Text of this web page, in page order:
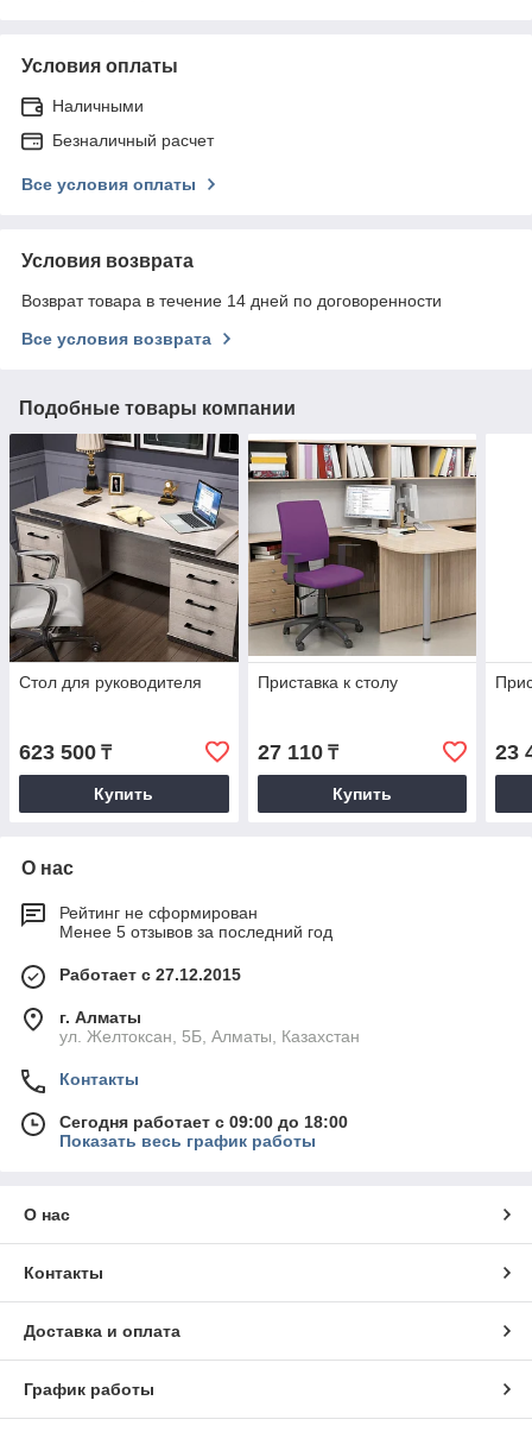
Условия оплаты
Наличными
Безналичный расчет
Все условия оплаты
Условия возврата
Возврат товара в течение 14 дней по договоренности
Все условия возврата
Подобные товары компании
Стол для руководителя
623 500 ₸
Купить
Приставка к столу
27 110₸
Купить
23
О нас
Рейтинг не сформирован
Менее 5 отзывов за последний год
Работает с 27.12.2015
г. Алматы
ул. Желтоксан, 5Б, Алматы, Казахстан
Контакты
Сегодня работает с 09:00 до 18:00
Показать весь график работы
О нас
Контакты
Доставка и оплата
График работы